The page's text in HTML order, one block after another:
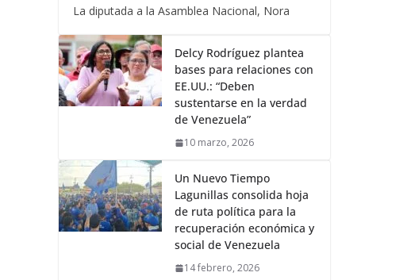
La diputada a la Asamblea Nacional, Nora
Delcy Rodríguez plantea
bases para relaciones con
EE.UU.: “Deben
sustentarse en la verdad
de Venezuela”
10 marzo, 2026
Un Nuevo Tiempo
Lagunillas consolida hoja
de ruta política para la
recuperación económica y
social de Venezuela
14 febrero, 2026